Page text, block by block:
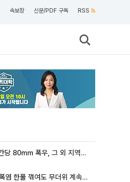
속보창 신문/PDF 구독 RSS
동해안은 시간당 80㎜ 폭우, 그 외 지역은 폭염…‘극과 극 날씨’
[내일 날씨] 폭염 한풀 꺾여도 무더위 계속⋯동해안 이틀 연속 비